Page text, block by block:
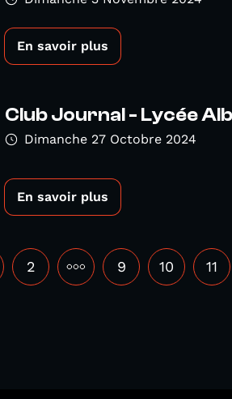
En savoir plus
Club Journal - Lycée
Dimanche 27 Octobre 2024
En savoir plus
2 ••• 9 10 11